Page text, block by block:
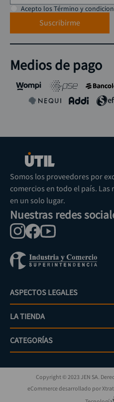
Acepto los Término y
Suscribirme
Medios de pago
Somos los proveedores por
comercios en todo el país.
en un solo lugar.
Nuestras redes
ASPECTOS LEGALES
Política de tratamiento de datos
Términos y condiciones
Políticas de devolución
Políticas de garantías y
Superintendencia de industria y
LA TIENDA
Mi cuenta
PQRs
¿Cómo comprar?
CATEGORÍAS
Jardinería
Eléctricos
Iluminación
Copyright © 2023 JEN SA.
eCommerce desarrollado por